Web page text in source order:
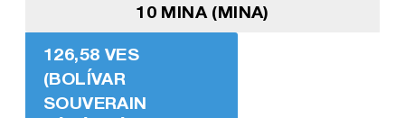
10 MINA (MINA)
126,58 VES
(BOLÍVAR
SOUVERAIN